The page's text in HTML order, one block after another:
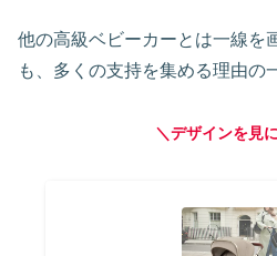
他の高級ベビーカーとは一線を
も、多くの支持を集める理由の
＼デザインを見